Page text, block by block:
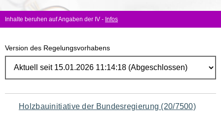
Inhalte beruhen auf Angaben der IV - Infos
Version des Regelungsvorhabens
Navigation
Holzbauinitiative der Bundesregierung (20/7500)